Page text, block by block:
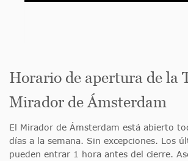
Horario de apertura de la
Mirador de Ámsterdam
El Mirador de Ámsterdam está abierto
días a la semana. Sin excepciones. Los
pueden entrar 1 hora antes del cierre.